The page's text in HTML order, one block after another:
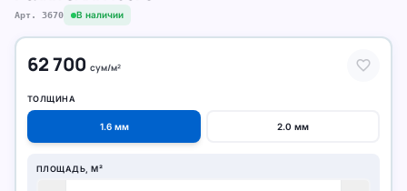
Арт. 3670 В наличии
62 700 сум/м² favorite
ТОЛЩИНА
1.6 мм 2.0 мм
ПЛОЩАДЬ, М²